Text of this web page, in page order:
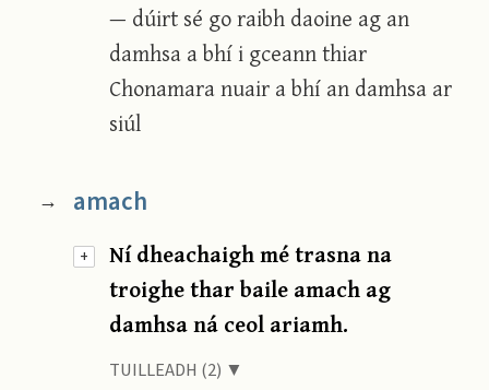
— dúirt sé go raibh daoine ag an
damhsa a bhí i gceann thiar
Chonamara nuair a bhí an damhsa ar
siúl
+
→ amach
Ní dheachaigh mé trasna na
troighe thar baile amach ag
damhsa ná ceol ariamh.
TUILLEADH (2) ▼